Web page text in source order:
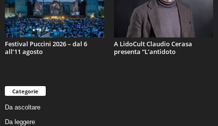
Festival Puccini 2026 – dal 6
all’11 agosto
A LidoCult Claudio Cerasa
presenta “L’antidoto
Categorie
Da ascoltare
Da leggere